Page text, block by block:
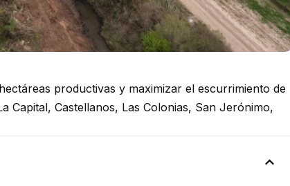
productivas y maximizar el escurrimiento de
Capital, Castellanos, Las Colonias, San Jerónimo,